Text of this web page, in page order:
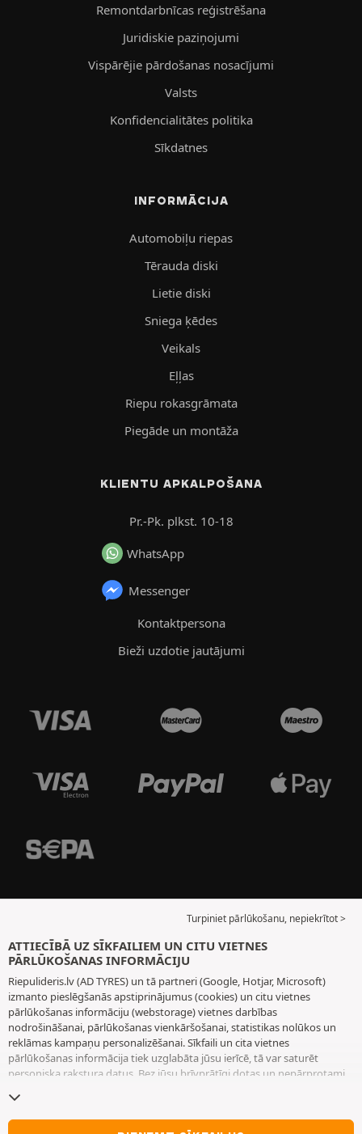
Remontdarbnīcas reģistrēšana
Juridiskie paziņojumi
Vispārējie pārdošanas nosacījumi
Valsts
Konfidencialitātes politika
Sīkdatnes
INFORMĀCIJA
Automobiļu riepas
Tērauda diski
Lietie diski
Sniega ķēdes
Veikals
Eļļas
Riepu rokasgrāmata
Piegāde un montāža
KLIENTU APKALPOŠANA
Pr.-Pk. plkst. 10-18
WhatsApp
Messenger
Kontaktpersona
Bieži uzdotie jautājumi
Turpiniet pārlūkošanu, nepiekrītot >
ATTIECĪBĀ UZ SĪKFAILIEM UN CITU VIETNES
PĀRLŪKOŠANAS INFORMĀCIJU
Riepulideris.lv (AD TYRES) un tā partneri (Google, Hotjar, Microsoft)
izmanto pieslēgšanās apstiprinājumus (cookies) un citu vietnes
pārlūkošanas informāciju (webstorage) vietnes darbības
nodrošināšanai, pārlūkošanas vienkāršošanai, statistikas nolūkos un
reklāmas kampaņu personalizēšanai. Sīkfaili un cita vietnes
pārlūkošanas informācija tiek uzglabāta jūsu ierīcē, tā var saturēt
personiska rakstura datus. Bez jūsu brīvprātīgi dotas un nepārprotami
pārlūkošanas informāciju, izņemot to, kas nepieciešama vietnes
darbības nodrošināšanai. Mēs saglabājam jūsu izvēli 6 mēnešus ilgu